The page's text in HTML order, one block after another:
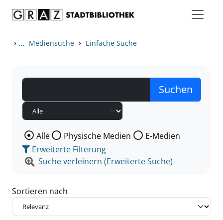
› ... Mediensuche › Einfache Suche
Wählen Sie die Medienart nach der Sie suchen wollen.
Alle Physische Medien
E-Medien
Erweiterte Filterung
Suche verfeinern (Erweiterte Suche)
Sortieren nach